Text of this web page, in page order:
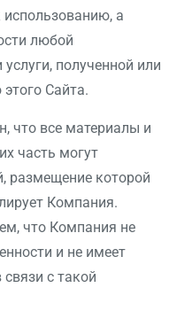
использованию, а
любой
полученной или
Сайта.
что все материалы и
часть могут
размещение которой
Компания.
что Компания не
и не имеет
связи с такой